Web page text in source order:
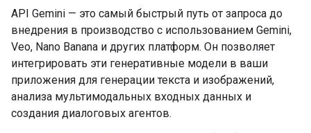
API Gemini — это самый быстрый путь от запроса до
внедрения в производство с использованием Gemini,
Veo, Nano Banana и других платформ. Он позволяет
интегрировать эти генеративные модели в ваши
приложения для генерации текста и изображений,
анализа мультимодальных входных данных и
создания диалоговых агентов.